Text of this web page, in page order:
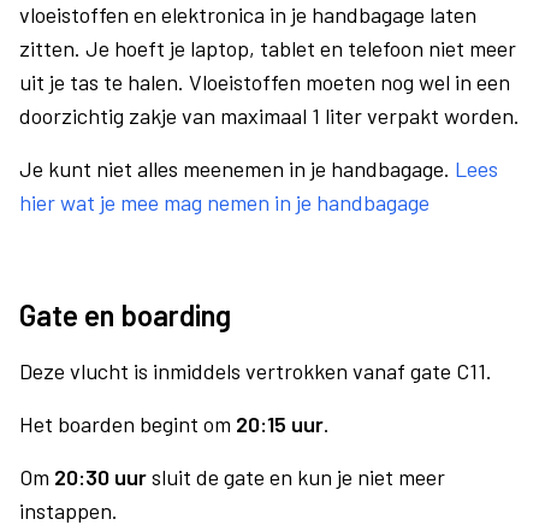
vloeistoffen en elektronica in je handbagage laten
zitten. Je hoeft je laptop, tablet en telefoon niet meer
uit je tas te halen. Vloeistoffen moeten nog wel in een
doorzichtig zakje van maximaal 1 liter verpakt worden.
Je kunt niet alles meenemen in je handbagage. Lees
hier wat je mee mag nemen in je handbagage
Gate en boarding
Deze vlucht is inmiddels vertrokken vanaf gate C11.
Het boarden begint om 20:15 uur.
Om 20:30 uursluit de gate en kun je niet meer
instappen.